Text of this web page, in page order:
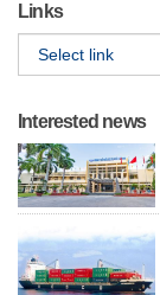
Links
Interested news